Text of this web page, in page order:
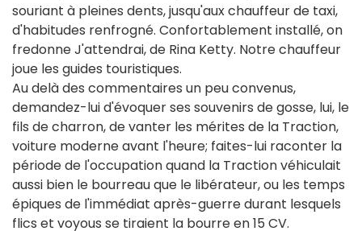
souriant à pleines dents, jusqu'aux chauffeur de taxi,
d'habitudes renfrogné. Confortablement installé, on
fredonne J'attendrai, de Rina Ketty. Notre chauffeur
joue les guides touristiques.
Au delà des commentaires un peu convenus,
demandez-lui d'évoquer ses souvenirs de gosse, lui, le
fils de charron, de vanter les mérites de la Traction,
voiture moderne avant l'heure; faites-lui raconter la
période de l'occupation quand la Traction véhiculait
aussi bien le bourreau que le libérateur, ou les temps
épiques de l'immédiat après-guerre durant lesquels
flics et voyous se tiraient la bourre en 15 CV.